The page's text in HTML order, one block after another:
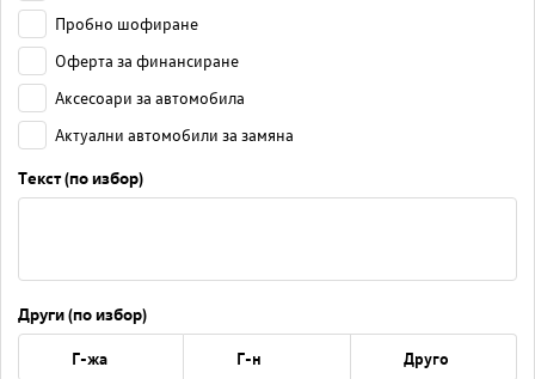
Пробно шофиране
Оферта за финансиране
Аксесоари за автомобила
Актуални автомобили за замяна
Текст (по избор)
Други (по избор)
Г-жа Г-н Друго